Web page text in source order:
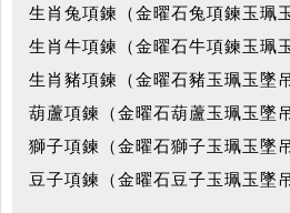
生肖兔項鍊（金曜石兔項鍊玉珮
生肖牛項鍊（金曜石牛項鍊玉珮
生肖豬項鍊（金曜石豬玉珮玉墜
葫蘆項鍊（金曜石葫蘆玉珮玉墜
獅子項鍊（金曜石獅子玉珮玉墜
豆子項鍊（金曜石豆子玉珮玉墜